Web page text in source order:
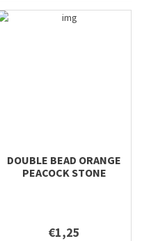
DOUBLE BEAD ORANGE
PEACOCK STONE
€1,25